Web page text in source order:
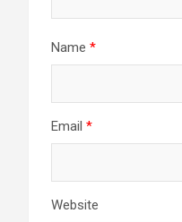
Name *
Email *
Website